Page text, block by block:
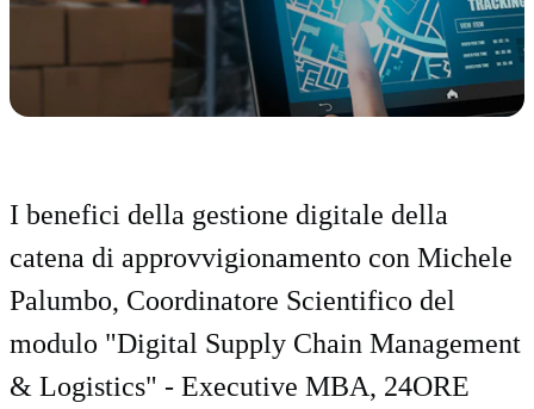
I benefici della gestione digitale della
catena di approvvigionamento con Michele
Palumbo, Coordinatore Scientifico del
modulo "Digital Supply Chain Management
& Logistics" - Executive MBA, 24ORE